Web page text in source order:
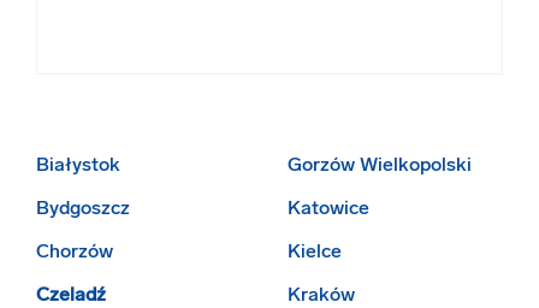
Białystok
Bydgoszcz
Chorzów
Czeladź
Gorzów Wielkopolski
Katowice
Kielce
Kraków